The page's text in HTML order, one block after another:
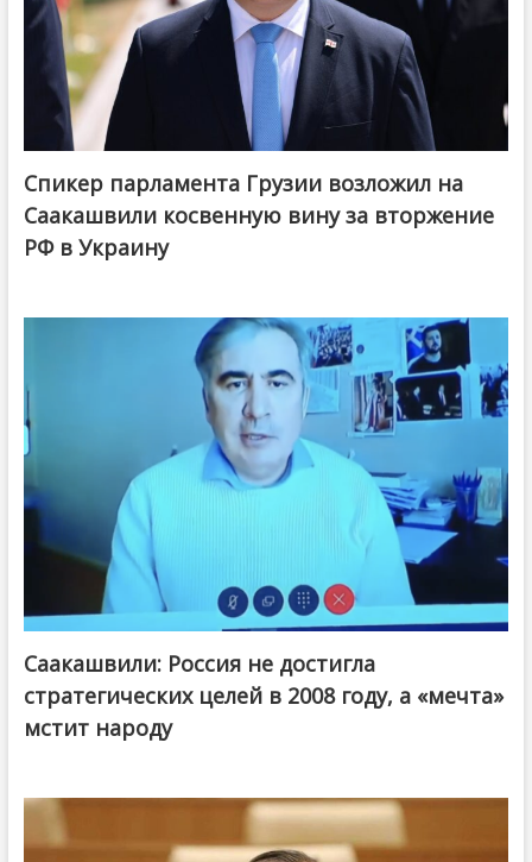
Спикер парламента Грузии возложил на
Саакашвили косвенную вину за вторжение
РФ в Украину
Саакашвили: Россия не достигла
стратегических целей в 2008 году, а «мечта»
мстит народу